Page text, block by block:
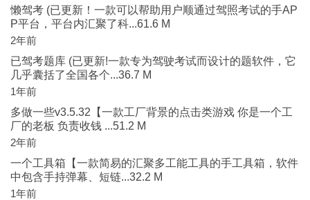
懒驾考 (已更新！一款可以帮助用户顺通过驾照考试的手AP
P平台，平台内汇聚了科...61.6 M
2年前
已驾考题库 (已更新!一款专为驾驶考试而设计的题软件，它
几乎囊括了全国各个...36.7 M
1年前
多做一些v3.5.32【一款工厂背景的点击类游戏 你是一个工
厂的老板 负责收钱 ...51.2 M
2年前
一个工具箱【一款简易的汇聚多工能工具的手工具箱，软件
中包含手持弹幕、短链...32.2 M
1年前